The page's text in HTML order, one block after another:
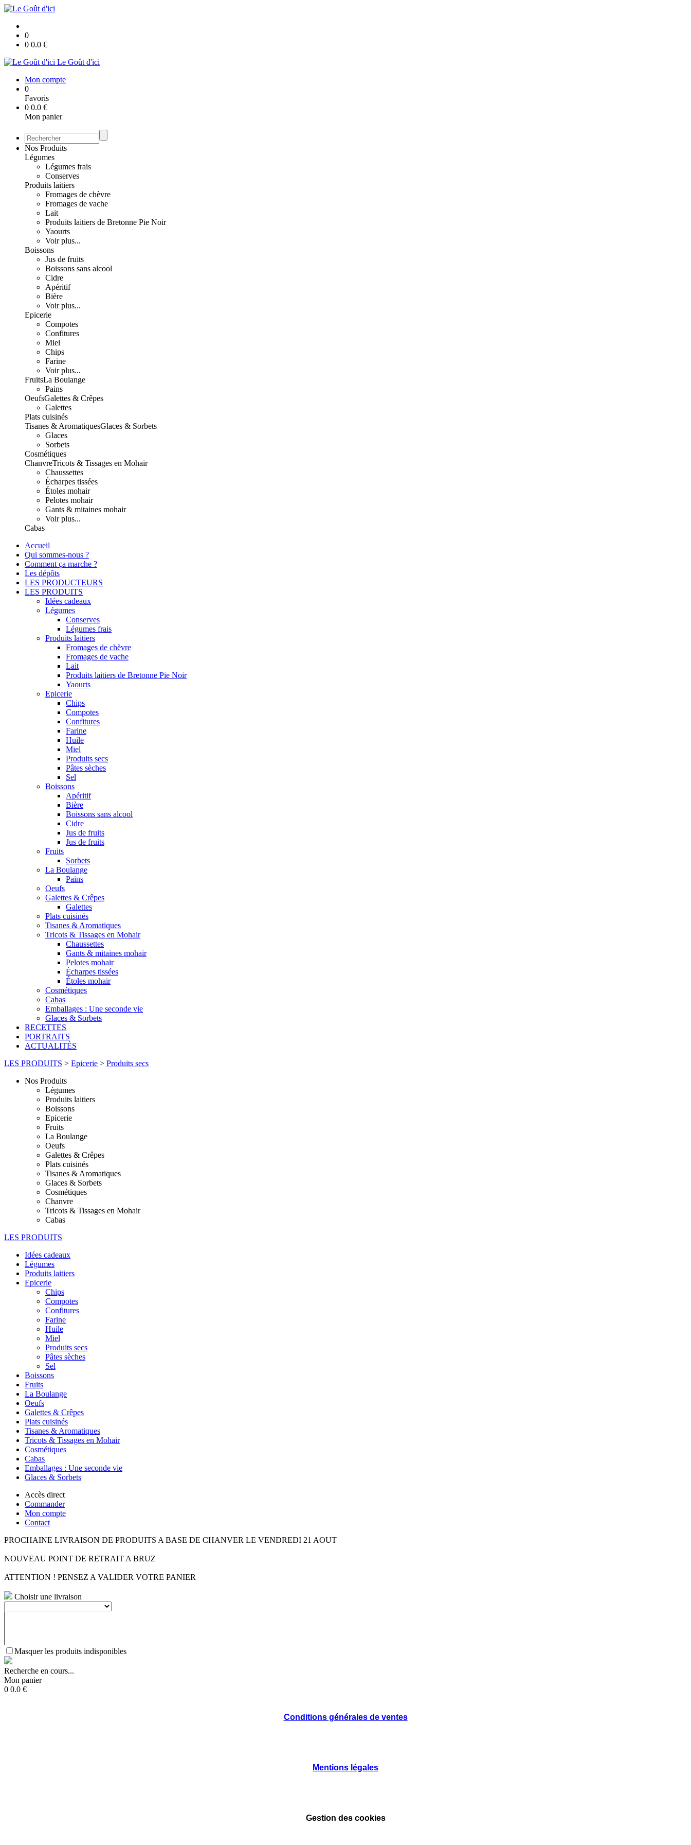
0
0 0.0 €
Le Goût d'ici
Mon compte
0
Favoris
0 0.0 €
Mon panier
Nos Produits
Légumes
Légumes frais
Conserves
Produits laitiers
Fromages de chèvre
Fromages de vache
Lait
Produits laitiers de Bretonne Pie Noir
Yaourts
Voir plus...
Boissons
Jus de fruits
Boissons sans alcool
Cidre
Apéritif
Bière
Voir plus...
Epicerie
Compotes
Confitures
Miel
Chips
Farine
Voir plus...
FruitsLa Boulange
Pains
OeufsGalettes & Crêpes
Galettes
Plats cuisinés
Tisanes & AromatiquesGlaces & Sorbets
Glaces
Sorbets
Cosmétiques
ChanvreTricots & Tissages en Mohair
Chaussettes
Écharpes tissées
Étoles mohair
Pelotes mohair
Gants & mitaines mohair
Voir plus...
Cabas
Accueil
Qui sommes-nous ?
Comment ça marche ?
Les dépôts
LES PRODUCTEURS
LES PRODUITS
Idées cadeaux
Légumes
Conserves
Légumes frais
Produits laitiers
Fromages de chèvre
Fromages de vache
Lait
Produits laitiers de Bretonne Pie Noir
Yaourts
Epicerie
Chips
Compotes
Confitures
Farine
Huile
Miel
Produits secs
Pâtes sèches
Sel
Boissons
Apéritif
Bière
Boissons sans alcool
Cidre
Jus de fruits
Jus de fruits
Fruits
Sorbets
La Boulange
Pains
Oeufs
Galettes & Crêpes
Galettes
Plats cuisinés
Tisanes & Aromatiques
Tricots & Tissages en Mohair
Chaussettes
Gants & mitaines mohair
Pelotes mohair
Écharpes tissées
Étoles mohair
Cosmétiques
Cabas
Emballages : Une seconde vie
Glaces & Sorbets
RECETTES
PORTRAITS
ACTUALITÉS
LES PRODUITS > Epicerie > Produits secs
Nos Produits
Légumes
Produits laitiers
Boissons
Epicerie
Fruits
La Boulange
Oeufs
Galettes & Crêpes
Plats cuisinés
Tisanes & Aromatiques
Glaces & Sorbets
Cosmétiques
Chanvre
Tricots & Tissages en Mohair
Cabas
LES PRODUITS
Idées cadeaux
Légumes
Produits laitiers
Epicerie
Chips
Compotes
Confitures
Farine
Huile
Miel
Produits secs
Pâtes sèches
Sel
Boissons
Fruits
La Boulange
Oeufs
Galettes & Crêpes
Plats cuisinés
Tisanes & Aromatiques
Tricots & Tissages en Mohair
Cosmétiques
Cabas
Emballages : Une seconde vie
Glaces & Sorbets
Accès direct
Commander
Mon compte
Contact
PROCHAINE LIVRAISON DE PRODUITS A BASE DE CHANVER LE VENDREDI 21 AOUT
NOUVEAU POINT DE RETRAIT A BRUZ
ATTENTION ! PENSEZ A VALIDER VOTRE PANIER
Choisir une livraison
Masquer les produits indisponibles
Recherche en cours...
Mon panier
0 0.0 €
Conditions générales de ventes
Mentions légales
Gestion des cookies